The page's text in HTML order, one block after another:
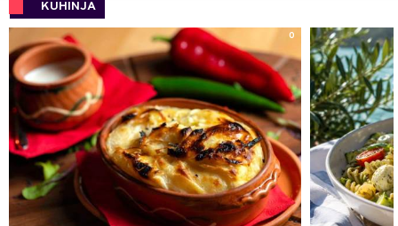
KUHINJA
0